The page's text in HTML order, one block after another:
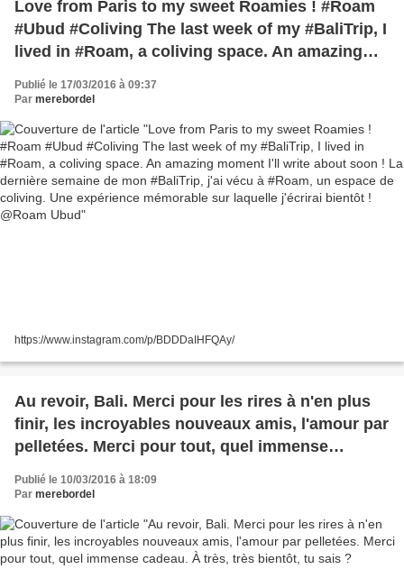
Love from Paris to my sweet Roamies ! #Roam
#Ubud #Coliving The last week of my #BaliTrip, I
lived in #Roam, a coliving space. An amazing
semaine de mon #BaliTrip, j'ai vécu à #Roam, un
sur laquelle j'écrirai bientôt ! @Roam Ubud
Publié le 17/03/2016 à 09:37
Par merebordel
https://www.instagram.com/p/BDDDaIHFQAy/
Au revoir, Bali. Merci pour les rires à n'en plus
finir, les incroyables nouveaux amis, l'amour par
pelletées. Merci pour tout, quel immense
cadeau. À très, très bientôt, tu sais ? Goodbye,
Bali. Thanks for the infinite laughs, the amazing
me. Thanks for everything, such a huge gift !
See you very, very soon, you know ? #Bali
Publié le 10/03/2016 à 18:09
Par merebordel